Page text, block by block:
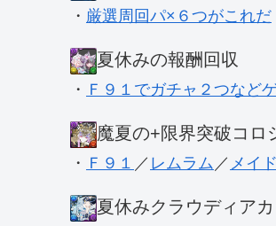
・ 厳選周回パ×６つがこれだ
夏休みの報酬回収
・ Ｆ９１でガチャ２つなど
魔夏の+限界突破コロ
・ Ｆ９１ ／ レムラム ／ メイ
夏休みクラウディア